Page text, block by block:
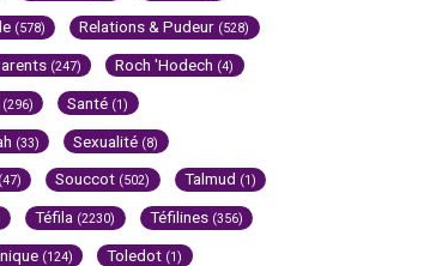
(578) Relations & Pudeur (528)
(247) Roch 'Hodech (4)
(296) Santé (1)
(33) Sexualité (8)
(47) Souccot (502) Talmud (1)
Téfila (2230) Téfilines (356)
(124) Toledot (1)